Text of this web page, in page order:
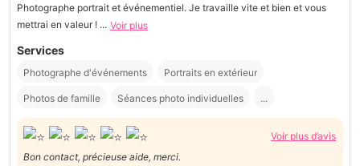
Photographe portrait et événementiel. Je travaille vite et bien et vous
mettrai en valeur ! ... Voir plus
Services
Photographe d'événements Portraits en extérieur
Photos de famille Séances photo individuelles ...
Voir plus d’avis
Bon contact, précieuse aide, merci.